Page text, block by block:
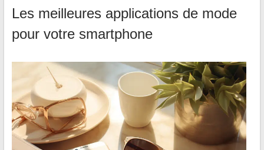
Les meilleures applications de mode
pour votre smartphone